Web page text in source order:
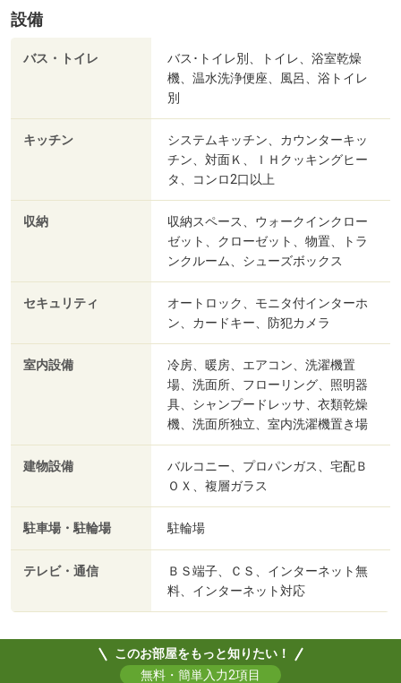
設備
バス・トイレ
バス･トイレ別、トイレ、浴室乾燥
機、温水洗浄便座、風呂、浴トイレ
別
キッチン
システムキッチン、カウンターキッ
チン、対面Ｋ、ＩＨクッキングヒー
タ、コンロ2口以上
収納
収納スペース、ウォークインクロー
ゼット、クローゼット、物置、トラ
ンクルーム、シューズボックス
セキュリティ
オートロック、モニタ付インターホ
ン、カードキー、防犯カメラ
室内設備
冷房、暖房、エアコン、洗濯機置
場、洗面所、フローリング、照明器
具、シャンプードレッサ、衣類乾燥
機、洗面所独立、室内洗濯機置き場
建物設備
バルコニー、プロパンガス、宅配Ｂ
ＯＸ、複層ガラス
駐車場・駐輪場 駐輪場
テレビ・通信
ＢＳ端子、ＣＳ、インターネット無
料、インターネット対応
このお部屋をもっと知りたい！
無料・簡単入力2項目